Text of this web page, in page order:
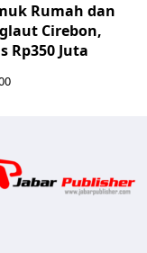
Rumah dan
Cirebon,
Rp350 Juta